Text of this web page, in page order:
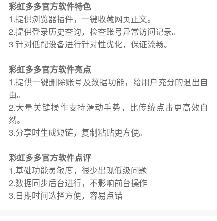
彩虹多多官方软件特色
1.提供浏览器插件，一键收藏网页正文。
2.提供登录历史查询，检查账号异常访问记录。
3.针对低配设备进行针对性优化，保证流畅。
彩虹多多官方软件亮点
1.提供一键删除账号及数据功能，给用户充分的退出自
由。
2.大量关键操作支持滑动手势，比传统点击更高效自
然。
3.分享时生成短链，复制粘贴更方便。
彩虹多多官方软件点评
1.基础功能灵敏度，很少出现低级问题
2.数据同步后台进行，不影响前台操作
3.日期时间选择方便，容易点错